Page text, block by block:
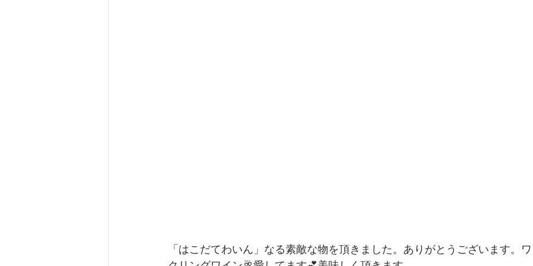
「はこだてわいん」なる素敵な物を頂きました。ありがとうございます。